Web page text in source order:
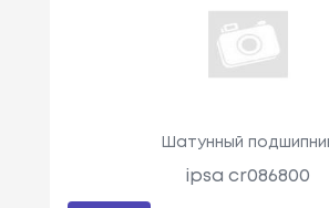
Шатунный
ipsa cr086800